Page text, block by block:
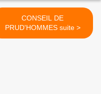
CONSEIL DE
PRUD'HOMMES suite >